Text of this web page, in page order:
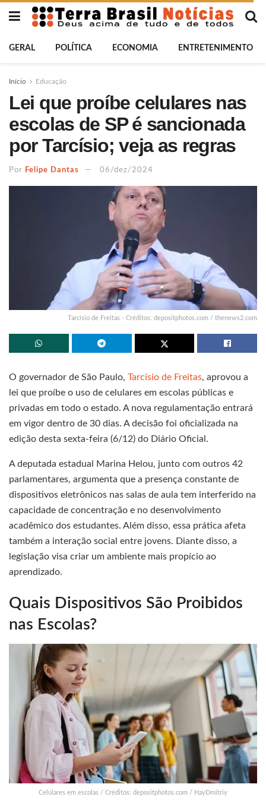
GERAL POLÍTICA ECONOMIA ENTRETENIMENTO
Início Educação
Lei que proíbe celulares nas
escolas de SP é sancionada
por Tarcísio; veja as regras
Por Felipe Dantas 06/dez/2024
Tarcísio de Freitas - Créditos: depositphotos.com / thenews2.com
O governador de São Paulo, Tarcísio de Freitas, aprovou a
lei que proíbe o uso de celulares em escolas públicas e
privadas em todo o estado. A nova regulamentação entrará
em vigor dentro de 30 dias. A decisão foi oficializada na
edição desta sexta-feira (6/12) do Diário Oficial.
A deputada estadual Marina Helou, junto com outros 42
parlamentares, argumenta que a presença constante de
dispositivos eletrônicos nas salas de aula tem interferido na
capacidade de concentração e no desenvolvimento
acadêmico dos estudantes. Além disso, essa prática afeta
também a interação social entre jovens. Diante disso, a
legislação visa criar um ambiente mais propício ao
aprendizado.
Quais Dispositivos São Proibidos
nas Escolas?
Celulares em escolas / Créditos: depositphotos.com / HayDmitriy